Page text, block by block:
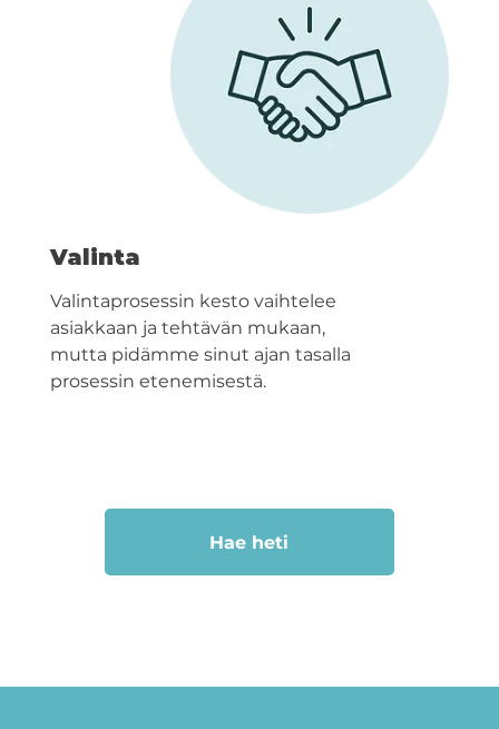
Valinta
Valintaprosessin kesto vaihtelee
asiakkaan ja tehtävän mukaan,
mutta pidämme sinut ajan tasalla
prosessin etenemisestä.
Hae heti